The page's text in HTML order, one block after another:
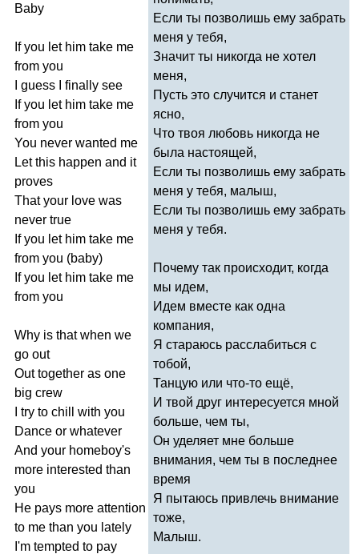
Baby
If you let him take me
from you
guess finally see
If you let him take me
from you
You never wanted me
Let this happen and it
proves
That your love was
never true
If you let him take me
from you (baby)
If you let him take me
from you
Why is that when we
go out
Out together as one
big crew
try to chill with you
Dance or whatever
And your homeboy's
more interested than
you
He pays more attention
to me than you lately
I'm tempted to pay
Если ты позволишь ему забрать
меня у тебя,
Значит ты никогда не хотел
меня,
Пусть это случится и станет
ясно,
Что твоя любовь никогда не
была настоящей,
Если ты позволишь ему забрать
меня у тебя, малыш,
Если ты позволишь ему забрать
меня у тебя.
Почему так происходит, когда
мы идем,
Идем вместе как одна
компания,
Я стараюсь расслабиться с
тобой,
Танцую или что-то ещё,
И твой друг интересуется мной
больше, чем ты,
Он уделяет мне больше
внимания, чем ты в последнее
время
Я пытаюсь привлечь внимание
тоже,
Малыш.